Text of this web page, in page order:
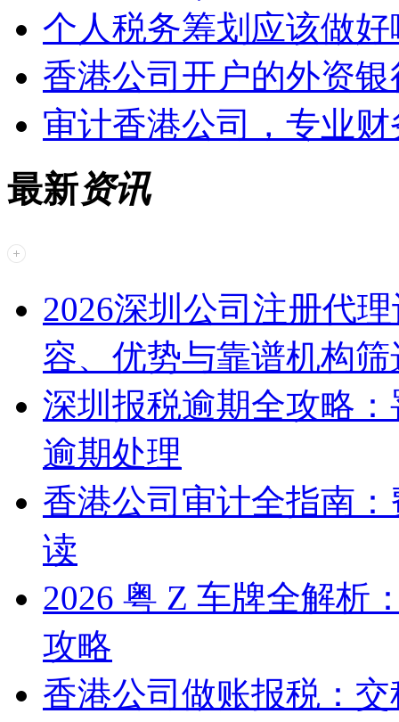
个人税务筹划应该做
香港公司开户的外资
审计香港公司，专业
最新资讯
2026深圳公司注册代
容、优势与靠谱机构筛
深圳报税逾期全攻略
逾期处理
香港公司审计全指南
读
2026 粤 Z 车牌全解析
攻略
香港公司做账报税：